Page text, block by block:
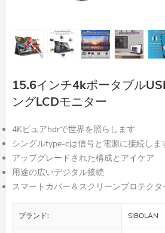
15.6インチ4kポータブル
ングLCDモニター
4Kピュアhdrで世界を照らします
シングルtype-cは信号と電源に接続しま
アップグレードされた構成とアイケア
用途の広いデジタル接続
スマートカバー＆スクリーンプロテクタ
ブランド: SIBOLAN